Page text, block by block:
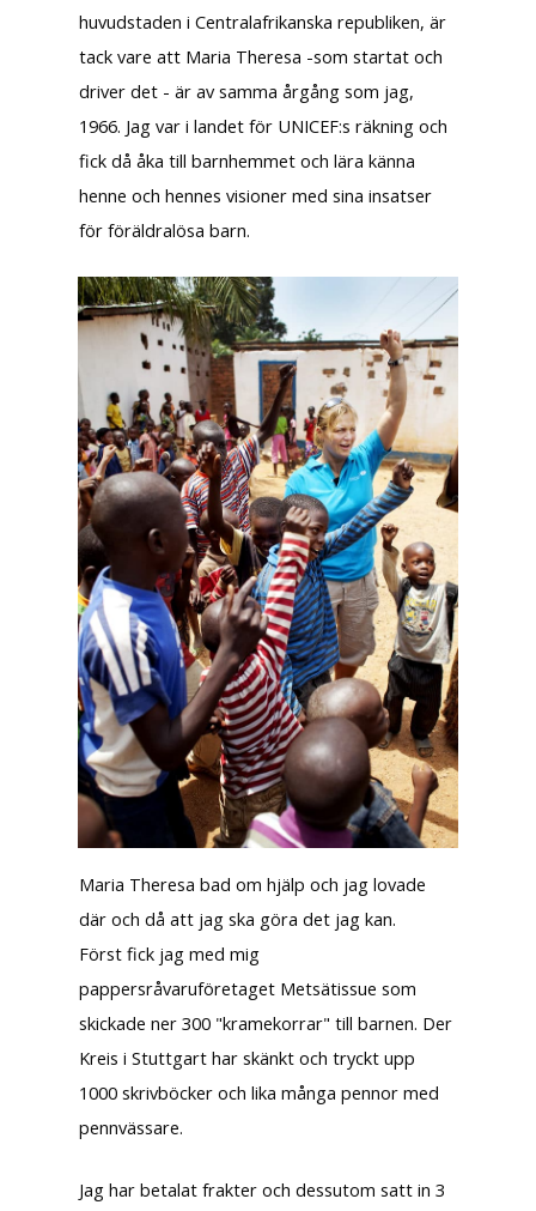
huvudstaden i Centralafrikanska republiken, är
tack vare att Maria Theresa -som startat och
driver det - är av samma årgång som jag,
1966. Jag var i landet för UNICEF:s räkning och
fick då åka till barnhemmet och lära känna
henne och hennes visioner med sina insatser
för föräldralösa barn.
Maria Theresa bad om hjälp och jag lovade
där och då att jag ska göra det jag kan.
Först fick jag med mig
pappersråvaruföretaget Metsätissue som
skickade ner 300 "kramekorrar" till barnen. Der
Kreis i Stuttgart har skänkt och tryckt upp
1000 skrivböcker och lika många pennor med
pennvässare.
Jag har betalat frakter och dessutom satt in 3